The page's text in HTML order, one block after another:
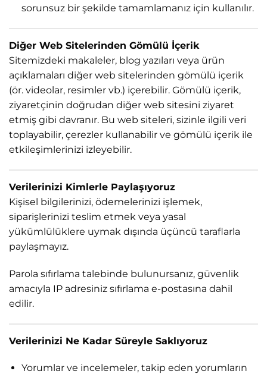
sorunsuz bir şekilde tamamlamanız için kullanılır.
Diğer Web Sitelerinden Gömülü İçerik
Sitemizdeki makaleler, blog yazıları veya ürün
açıklamaları diğer web sitelerinden gömülü içerik
(ör. videolar, resimler vb.) içerebilir. Gömülü içerik,
ziyaretçinin doğrudan diğer web sitesini ziyaret
etmiş gibi davranır. Bu web siteleri, sizinle ilgili veri
toplayabilir, çerezler kullanabilir ve gömülü içerik ile
etkileşimlerinizi izleyebilir.
Verilerinizi Kimlerle Paylaşıyoruz
Kişisel bilgilerinizi, ödemelerinizi işlemek,
siparişlerinizi teslim etmek veya yasal
yükümlülüklere uymak dışında üçüncü taraflarla
paylaşmayız.
Parola sıfırlama talebinde bulunursanız, güvenlik
amacıyla IP adresiniz sıfırlama e-postasına dahil
edilir.
Verilerinizi Ne Kadar Süreyle Saklıyoruz
Yorumlar ve incelemeler, takip eden yorumların